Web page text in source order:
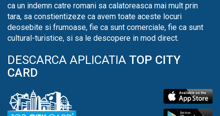
ca un indemn catre romani sa calatoreasca mai mult prin
tara, sa constientizeze ca avem toate aceste locuri
deosebite si frumoase, fie ca sunt comerciale, fie ca sunt
cultural-turistice, si sa le descopere in mod direct.
DESCARCA APLICATIA TOP CITY
CARD